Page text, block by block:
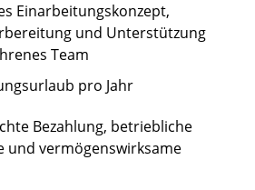
Einarbeitungskonzept,
und Unterstützung
Team
pro Jahr
Bezahlung, betriebliche
und vermögenswirksame